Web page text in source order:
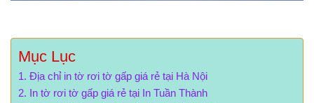
Mục Lục
Địa chỉ in tờ rơi tờ gấp giá rẻ tại Hà Nội
In tờ rơi tờ gấp giá rẻ tại In Tuần Thành